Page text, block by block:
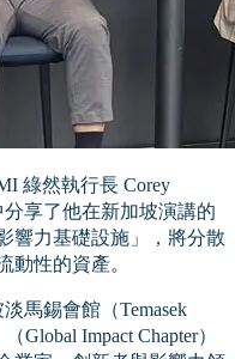
綠然執行長 Corey
享了他在新加坡演講的
響力基礎設施」，將分散
動性的資產。
馬錫會館（Temasek
Global Impact Chapter）